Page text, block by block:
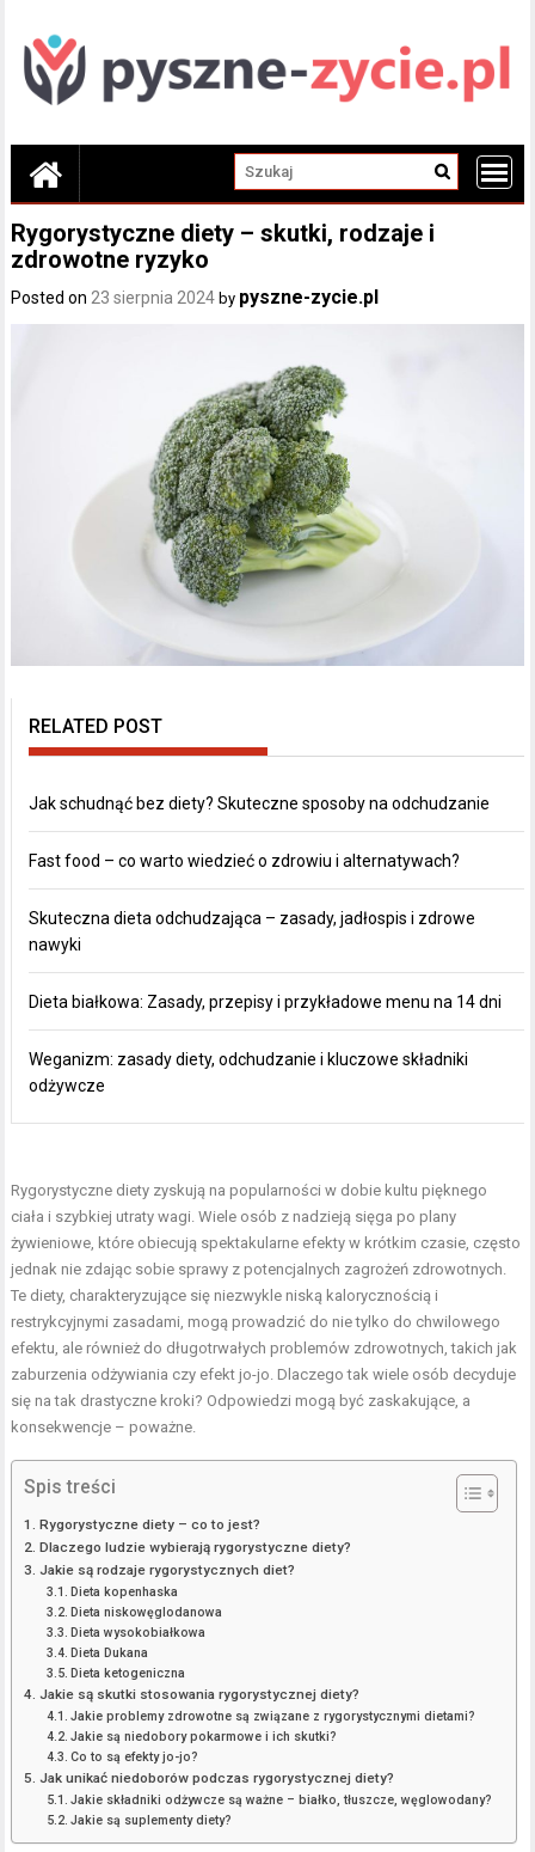
content
Rygorystyczne diety – skutki, rodzaje i
zdrowotne ryzyko
Posted on 23 sierpnia 2024 by pyszne-zycie.pl
RELATED POST
Jak schudnąć bez diety? Skuteczne sposoby na odchudzanie
Fast food – co warto wiedzieć o zdrowiu i alternatywach?
Skuteczna dieta odchudzająca – zasady, jadłospis i zdrowe
nawyki
Dieta białkowa: Zasady, przepisy i przykładowe menu na 14 dni
Weganizm: zasady diety, odchudzanie i kluczowe składniki
odżywcze
Rygorystyczne diety zyskują na popularności w dobie kultu pięknego
ciała i szybkiej utraty wagi. Wiele osób z nadzieją sięga po plany
żywieniowe, które obiecują spektakularne efekty w krótkim czasie, często
jednak nie zdając sobie sprawy z potencjalnych zagrożeń zdrowotnych.
Te diety, charakteryzujące się niezwykle niską kalorycznością i
restrykcyjnymi zasadami, mogą prowadzić do nie tylko do chwilowego
efektu, ale również do długotrwałych problemów zdrowotnych, takich jak
zaburzenia odżywiania czy efekt jo-jo. Dlaczego tak wiele osób decyduje
się na tak drastyczne kroki? Odpowiedzi mogą być zaskakujące, a
konsekwencje – poważne.
Spis treści
Rygorystyczne diety – co to jest?
Dlaczego ludzie wybierają rygorystyczne diety?
Jakie są rodzaje rygorystycznych diet?
Dieta kopenhaska
Dieta niskowęglodanowa
Dieta wysokobiałkowa
Dieta Dukana
Dieta ketogeniczna
Jakie są skutki stosowania rygorystycznej diety?
Jakie problemy zdrowotne są związane z rygorystycznymi dietami?
Jakie są niedobory pokarmowe i ich skutki?
Co to są efekty jo-jo?
Jak unikać niedoborów podczas rygorystycznej diety?
Jakie składniki odżywcze są ważne – białko, tłuszcze, węglowodany?
Jakie są suplementy diety?